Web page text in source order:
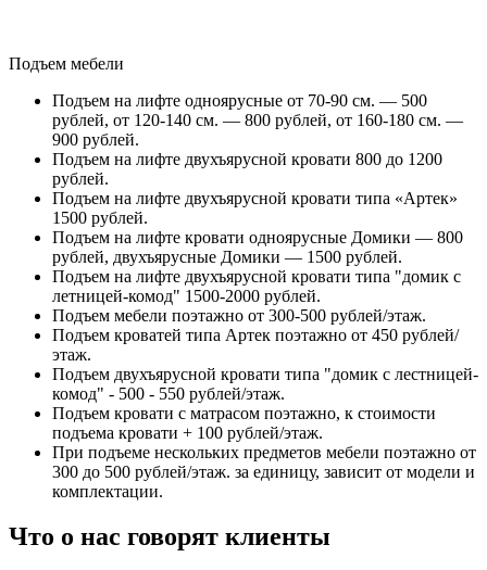
Подъем мебели
Подъем на лифте одноярусные от 70-90 см. — 500
рублей, от 120-140 см. — 800 рублей, от 160-180 см. —
900 рублей.
Подъем на лифте двухъярусной кровати 800 до 1200
рублей.
Подъем на лифте двухъярусной кровати типа «Артек»
1500 рублей.
Подъем на лифте кровати одноярусные Домики — 800
рублей, двухъярусные Домики — 1500 рублей.
Подъем на лифте двухъярусной кровати типа "домик с
летницей-комод" 1500-2000 рублей.
Подъем мебели поэтажно от 300-500 рублей/этаж.
Подъем кроватей типа Артек поэтажно от 450 рублей/
этаж.
Подъем двухъярусной кровати типа "домик с лестницей-
комод" - 500 - 550 рублей/этаж.
Подъем кровати с матрасом поэтажно, к стоимости
подъема кровати + 100 рублей/этаж.
При подъеме нескольких предметов мебели поэтажно от
300 до 500 рублей/этаж. за единицу, зависит от модели и
комплектации.
Что о нас говорят клиенты